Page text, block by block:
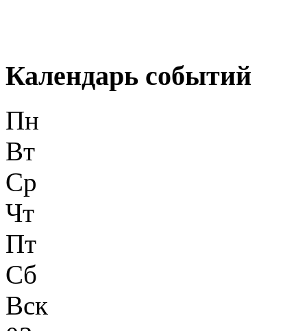
Календарь событий
Пн
Вт
Ср
Чт
Пт
Сб
Вск